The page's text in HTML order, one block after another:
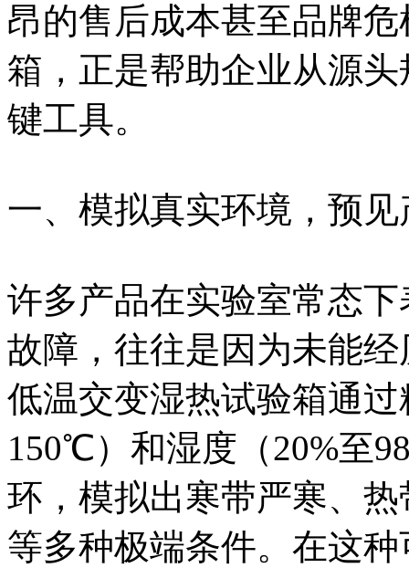
昂的售后成本甚至品牌
箱，正是帮助企业从源
键工具。
一、模拟真实环境，预
许多产品在实验室常态
故障，往往是因为未能
低温交变湿热试验箱通
150℃）和湿度（20%至
环，模拟出寒带严寒、
等多种极端条件。在这